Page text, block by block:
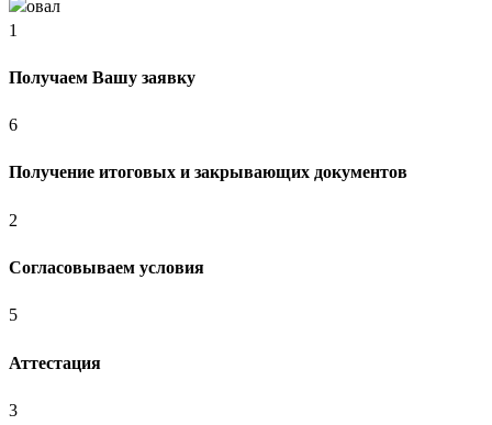
1
Получаем Вашу заявку
6
Получение итоговых и закрывающих документов
2
Согласовываем условия
5
Аттестация
3